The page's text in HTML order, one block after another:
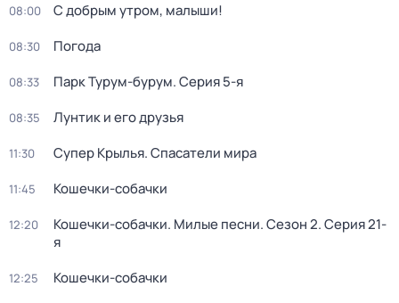
08:00 С добрым утром, малыши!
08:30 Погода
08:33 Парк Турум-бурум. Серия 5-я
08:35 Лунтик и его друзья
11:30 Супер Крылья. Спасатели мира
11:45 Кошечки-собачки
12:20 Кошечки-собачки. Милые песни. Сезон 2. Серия 21-
я
12:25 Кошечки-собачки